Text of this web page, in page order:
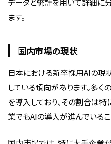
データと統計を用いて詳細に
ます。
国内市場の現状
日本における新卒採用AIの現
している傾向があります。多
を導入しており、その割合は
業でもAIの導入が進んでいるこ